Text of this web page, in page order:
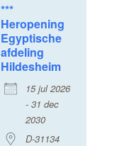
***
Heropening
Egyptische
afdeling
Hildesheim
15 jul 2026
- 31 dec
2030
D-31134